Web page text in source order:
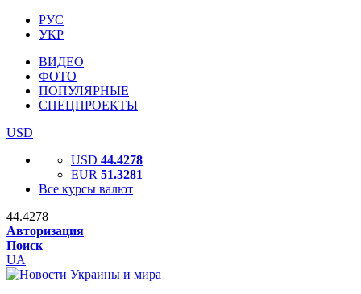
РУС
УКР
ВИДЕО
ФОТО
ПОПУЛЯРНЫЕ
СПЕЦПРОЕКТЫ
USD
USD 44.4278
EUR 51.3281
Все курсы валют
44.4278
Авторизация
Поиск
UA